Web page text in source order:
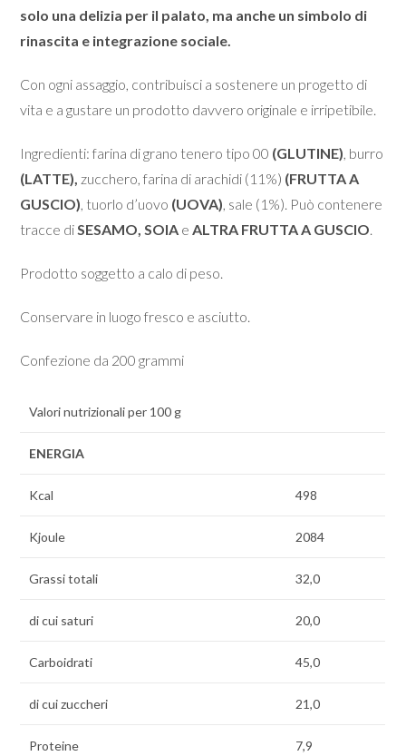
solo una delizia per il palato, ma anche un simbolo di
rinascita e integrazione sociale.
Con ogni assaggio, contribuisci a sostenere un progetto di
vita e a gustare un prodotto davvero originale e irripetibile.
Ingredienti: farina di grano tenero tipo 00 (GLUTINE), burro
(LATTE), zucchero, farina di arachidi (11%) (FRUTTA A
GUSCIO), tuorlo d’uovo (UOVA), sale (1%). Può contenere
tracce diSESAMO, SOIA eALTRA FRUTTA A GUSCIO.
Prodotto soggetto a calo di peso.
Conservare in luogo fresco e asciutto.
Confezione da 200 grammi
Valori nutrizionali per 100 g
ENERGIA
Kcal 498
Kjoule 2084
Grassi totali 32,0
di cui saturi 20,0
Carboidrati 45,0
di cui zuccheri 21,0
Proteine 7,9